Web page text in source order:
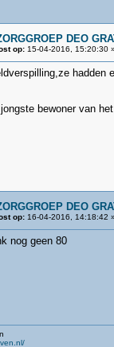
DEO
op: 15-04-2016, 15:20:30
hadden
bewoner van
DEO
op: 16-04-2016, 14:18:42
nog geen 80